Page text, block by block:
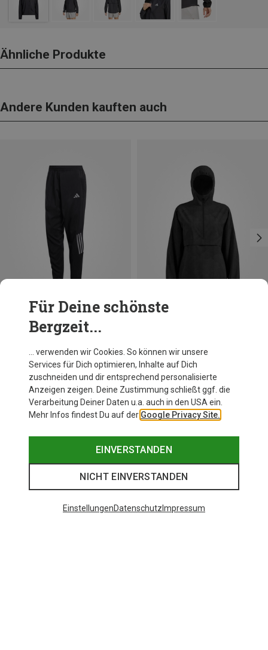
Ähnliche Produkte
Andere Kunden kauften auch
Du sparst 40%
Für Deine schönste
Bergzeit...
… verwenden wir Cookies. So können wir unsere
Services für Dich optimieren, Inhalte auf Dich
zuschneiden und dir entsprechend personalisierte
Anzeigen zeigen. Deine Zustimmung schließt ggf. die
Verarbeitung Deiner Daten u.a. auch in den USA ein.
Mehr Infos findest Du auf der Google Privacy Site.
EINVERSTANDEN
NICHT EINVERSTANDEN
EinstellungenDatenschutz Impressum